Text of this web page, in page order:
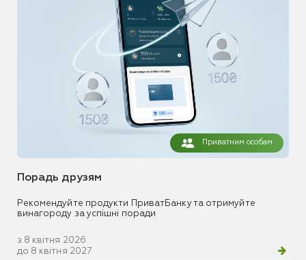
Приватним особам
Порадь друзям
Рекомендуйте продукти ПриватБанку та отримуйте
винагороду за успішні поради
з 8 квітня 2026
до 8 квітня 2027